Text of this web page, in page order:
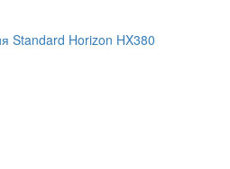
Standard Horizon HX380